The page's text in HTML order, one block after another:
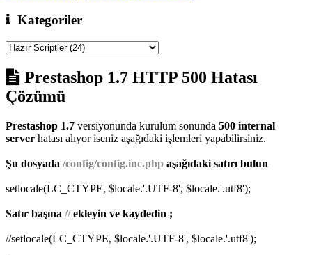
Kategoriler
Prestashop 1.7 HTTP 500 Hatası
Çözümü
Prestashop 1.7 versiyonunda kurulum sonunda 500 internal
server hatası alıyor iseniz aşağıdaki işlemleri yapabilirsiniz.
Şu dosyada /config/config.inc.php aşağıdaki satırı bulun
setlocale(LC_CTYPE, $locale.'.UTF-8', $locale.'.utf8');
Satır başına //ekleyin ve kaydedin ;
//setlocale(LC_CTYPE, $locale.'.UTF-8', $locale.'.utf8');